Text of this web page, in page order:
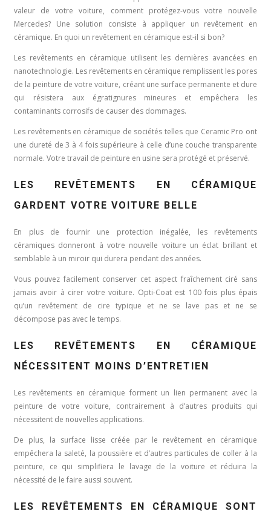
valeur de votre voiture, comment protégez-vous votre nouvelle
Mercedes? Une solution consiste à appliquer un revêtement en
céramique. En quoi un revêtement en céramique est-il si bon?
Les revêtements en céramique utilisent les dernières avancées en
nanotechnologie. Les revêtements en céramique remplissent les pores
de la peinture de votre voiture, créant une surface permanente et dure
qui résistera aux égratignures mineures et empêchera les
contaminants corrosifs de causer des dommages.
Les revêtements en céramique de sociétés telles que Ceramic Pro ont
une dureté de 3 à 4 fois supérieure à celle d’une couche transparente
normale. Votre travail de peinture en usine sera protégé et préservé.
LES REVÊTEMENTS EN CÉRAMIQUE
GARDENT VOTRE VOITURE BELLE
En plus de fournir une protection inégalée, les revêtements
céramiques donneront à votre nouvelle voiture un éclat brillant et
semblable à un miroir qui durera pendant des années.
Vous pouvez facilement conserver cet aspect fraîchement ciré sans
jamais avoir à cirer votre voiture. Opti-Coat est 100 fois plus épais
qu’un revêtement de cire typique et ne se lave pas et ne se
décompose pas avec le temps.
LES REVÊTEMENTS EN CÉRAMIQUE
NÉCESSITENT MOINS D’ENTRETIEN
Les revêtements en céramique forment un lien permanent avec la
peinture de votre voiture, contrairement à d’autres produits qui
nécessitent de nouvelles applications.
De plus, la surface lisse créée par le revêtement en céramique
empêchera la saleté, la poussière et d’autres particules de coller à la
peinture, ce qui simplifiera le lavage de la voiture et réduira la
nécessité de le faire aussi souvent.
LES REVÊTEMENTS EN CÉRAMIQUE SONT